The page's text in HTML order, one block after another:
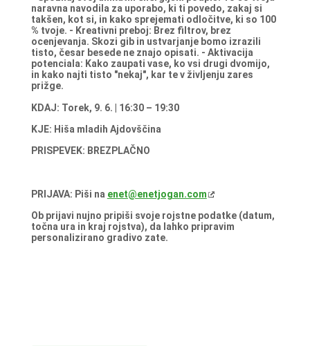
naravna navodila za uporabo, ki ti povedo, zakaj si
takšen, kot si, in kako sprejemati odločitve, ki so 100
% tvoje. - Kreativni preboj: Brez filtrov, brez
ocenjevanja. Skozi gib in ustvarjanje bomo izrazili
tisto, česar besede ne znajo opisati. - Aktivacija
potenciala: Kako zaupati vase, ko vsi drugi dvomijo,
in kako najti tisto "nekaj", kar te v življenju zares
prižge.
KDAJ: Torek, 9. 6. | 16:30 – 19:30
KJE: Hiša mladih Ajdovščina
PRISPEVEK: BREZPLAČNO
PRIJAVA: Piši na enet@enetjogan.com
Ob prijavi nujno pripiši svoje rojstne podatke (datum,
točna ura in kraj rojstva), da lahko pripravim
personalizirano gradivo zate.